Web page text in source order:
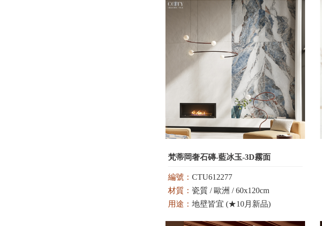
梵蒂岡奢石磚-藍冰玉-3D霧面
編號： CTU612277
材質： 瓷質 / 歐洲 / 60x120cm
用途： 地壁皆宜 (★10月新品)